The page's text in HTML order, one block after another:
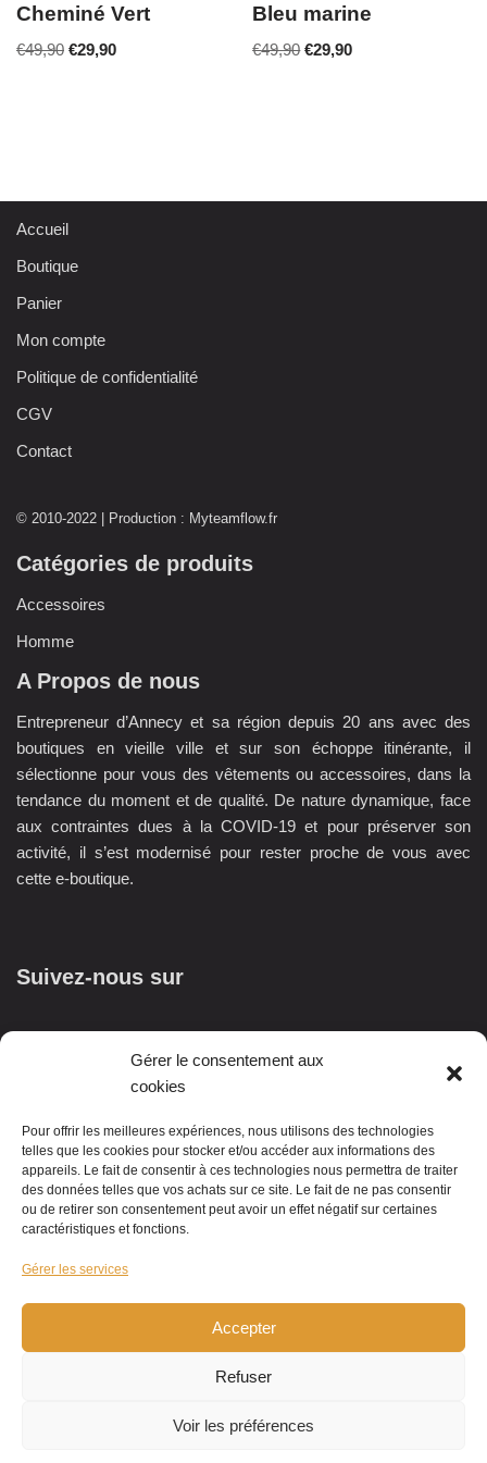
Gérer le consentement aux
cookies
Pour offrir les meilleures expériences, nous utilisons des technologies
telles que les cookies pour stocker et/ou accéder aux informations des
appareils. Le fait de consentir à ces technologies nous permettra de traiter
des données telles que vos achats sur ce site. Le fait de ne pas consentir
ou de retirer son consentement peut avoir un effet négatif sur certaines
caractéristiques et fonctions.
Gérer les services
Accepter
Refuser
Voir les préférences
Cheminé Vert
€49,90 €29,90
Bleu marine
€49,90 €29,90
Accueil
Boutique
Panier
Mon compte
Politique de confidentialité
CGV
Contact
© 2010-2022 | Production : Myteamflow.fr
Catégories de produits
Accessoires
Homme
A Propos de nous
Entrepreneur d’Annecy et sa région depuis 20 ans avec des
boutiques en vieille ville et sur son échoppe itinérante, il
sélectionne pour vous des vêtements ou accessoires, dans la
tendance du moment et de qualité. De nature dynamique, face
aux contraintes dues à la COVID-19 et pour préserver son
activité, il s’est modernisé pour rester proche de vous avec
cette e-boutique.
Suivez-nous sur